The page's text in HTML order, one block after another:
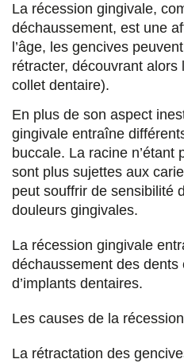
g
e
r
u
r
F
a
c
e
b
o
o
g
e
r
u
r
T
w
t
t
e
r
g
e
r
u
r
L
n
k
d
i
La récession gingivale,
déchaussement, est une
l’âge, les gencives
rétracter, découvrant
collet dentaire).
En plus de son aspect
gingivale entraîne
buccale. La racine n’étant
sont plus sujettes aux
peut souffrir de sensibilité
douleurs gingivales.
La récession gingivale
déchaussement des
d’implants dentaires.
Les causes de la
La rétractation des